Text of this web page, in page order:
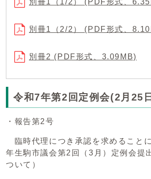
別冊1（1/2） (PDF形式、
別冊1（2/2） (PDF形式、
別冊2 (PDF形式、3.09MB)
令和7年第2回定例会(2月25
・報告第2号
臨時代理につき承認を求めること
年生駒市議会第2回（3月）定例会提
ついて）